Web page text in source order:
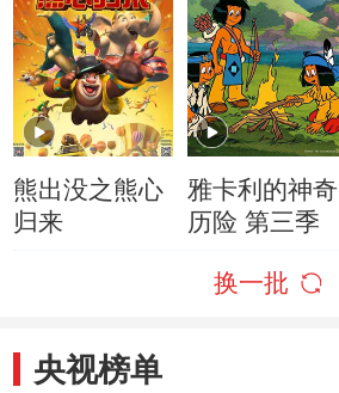
熊出没之熊心
归来
雅卡利的神奇
历险 第三季
换一批
央视榜单